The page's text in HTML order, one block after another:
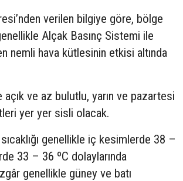
verilen bilgiye göre, bölge
Alçak Basınç Sistemi ile
nemli hava kütlesinin etkisi altında
açık ve az bulutlu, yarın ve pazartesi
yer yer sisli olacak.
genellikle iç kesimlerde 38 –
33 – 36 ºC dolaylarında
genellikle güney ve batı